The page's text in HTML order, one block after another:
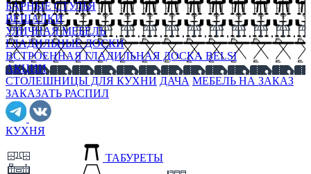
БАРНЫЕ СТУЛЬЯ
ВЕШАЛКИ
УЛИЧНАЯ МЕБЕЛЬ
ГЛАДИЛЬНЫЕ ДОСКИ
ВСТРОЕННАЯ ГЛАДИЛЬНАЯ ДОСКА BELSI
АКЦИИ
СТОЛЕШНИЦЫ ДЛЯ КУХНИ ДАЧА МЕБЕЛЬ НА ЗАКАЗ
ЗАКАЗАТЬ РАСПИЛ
КУХНЯ
ТАБУРЕТЫ